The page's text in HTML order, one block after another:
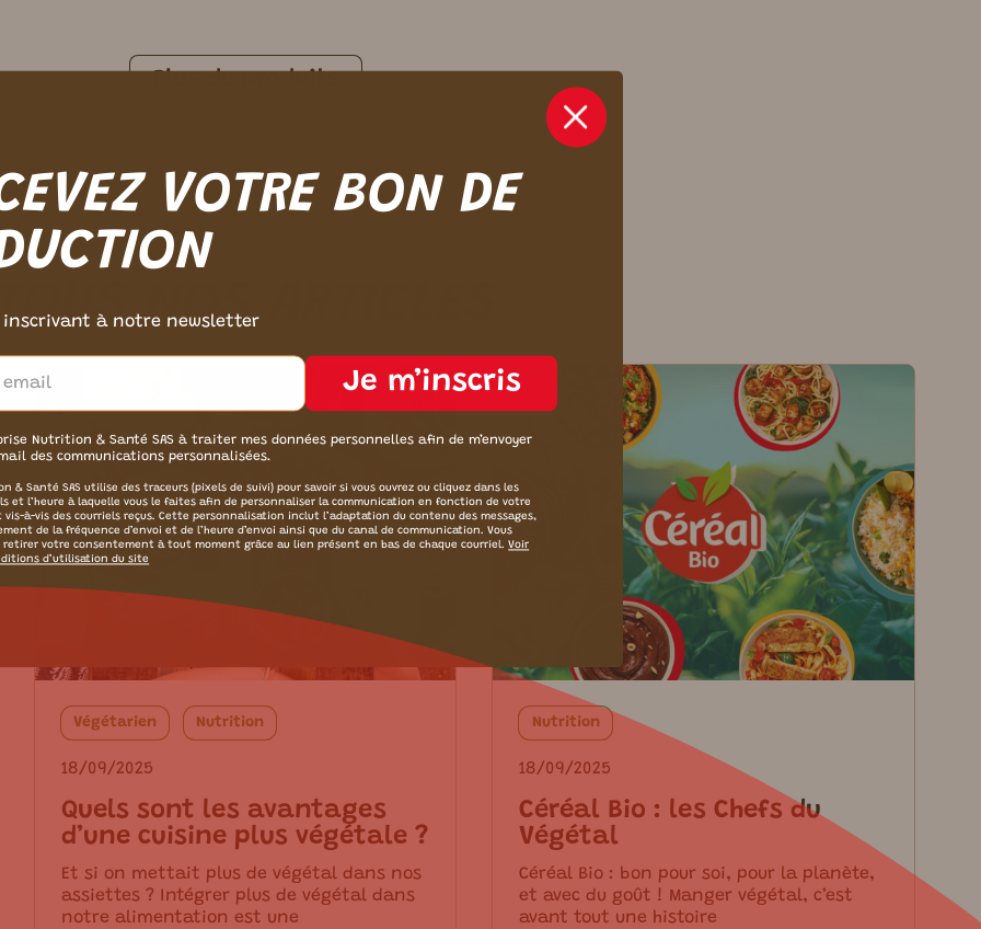
NOS ARTICLES
Végétarien Nutrition
18/09/2025
Quels sont les avantages
d’une cuisine plus végétale ?
Et si on mettait plus de végétal dans nos
assiettes ? Intégrer plus de végétal dans
notre alimentation est une
Nutrition
18/09/2025
Céréal Bio : les Chefs du
Végétal
Céréal Bio : bon pour soi, pour la planète,
et avec du goût ! Manger végétal, c’est
avant tout une histoire
VOTRE BON DE
inscrivant à notre newsletter
Je m’inscris
Nutrition & Santé SAS à traiter mes données personnelles afin de m’envoyer
des communications personnalisées.
& Santé SAS utilise des traceurs (pixels de suivi) pour savoir si vous ouvrez ou cliquez dans les
et l’heure à laquelle vous le faites afin de personnaliser la communication en fonction de votre
à-vis des courriels reçus. Cette personnalisation inclut l’adaptation du contenu des messages,
de la fréquence d’envoi et de l’heure d’envoi ainsi que du canal de communication. Vous
retirer votre consentement à tout moment grâce au lien présent en bas de chaque courriel.Voir
d’utilisation du site